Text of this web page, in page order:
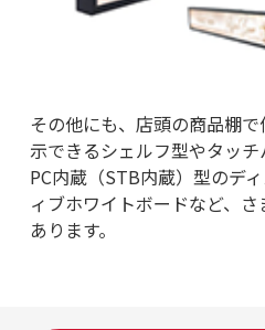
その他にも、店頭の商品棚
示できるシェルフ型やタッチ
PC内蔵（STB内蔵）型のデ
ィブホワイトボードなど、
あります。